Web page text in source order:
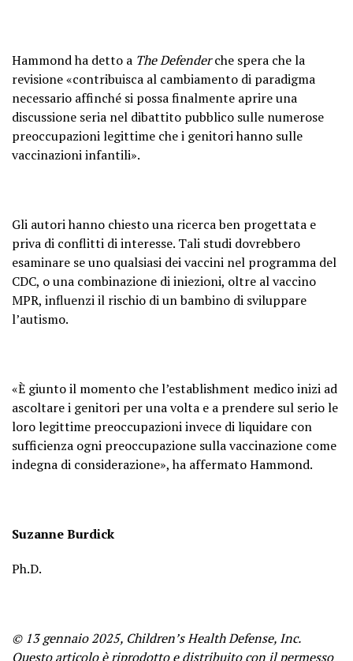
Hammond ha detto a The Defenderche spera che la
revisione «contribuisca al cambiamento di paradigma
necessario affinché si possa finalmente aprire una
discussione seria nel dibattito pubblico sulle numerose
preoccupazioni legittime che i genitori hanno sulle
vaccinazioni infantili».
Gli autori hanno chiesto una ricerca ben progettata e
priva di conflitti di interesse. Tali studi dovrebbero
esaminare se uno qualsiasi dei vaccini nel programma del
CDC, o una combinazione di iniezioni, oltre al vaccino
MPR, influenzi il rischio di un bambino di sviluppare
l’autismo.
«È giunto il momento che l’establishment medico inizi ad
ascoltare i genitori per una volta e a prendere sul serio le
loro legittime preoccupazioni invece di liquidare con
sufficienza ogni preoccupazione sulla vaccinazione come
indegna di considerazione», ha affermato Hammond.
Suzanne Burdick
Ph.D.
© 13 gennaio 2025, Children’s Health Defense, Inc.
Questo articoloè riprodotto e distribuito con il permesso